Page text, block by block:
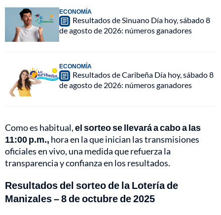
ECONOMÍA
Resultados de Sinuano Día hoy, sábado 8
de agosto de 2026: números ganadores
ECONOMÍA
Resultados de Caribeña Día hoy, sábado 8
de agosto de 2026: números ganadores
Como es habitual,el sorteo se llevará a cabo a las
11:00 p.m., hora en la que inician las transmisiones
oficiales en vivo, una medida que refuerza la
transparencia y confianza en los resultados.
Resultados del sorteo de la Lotería de
Manizales – 8 de octubre de 2025